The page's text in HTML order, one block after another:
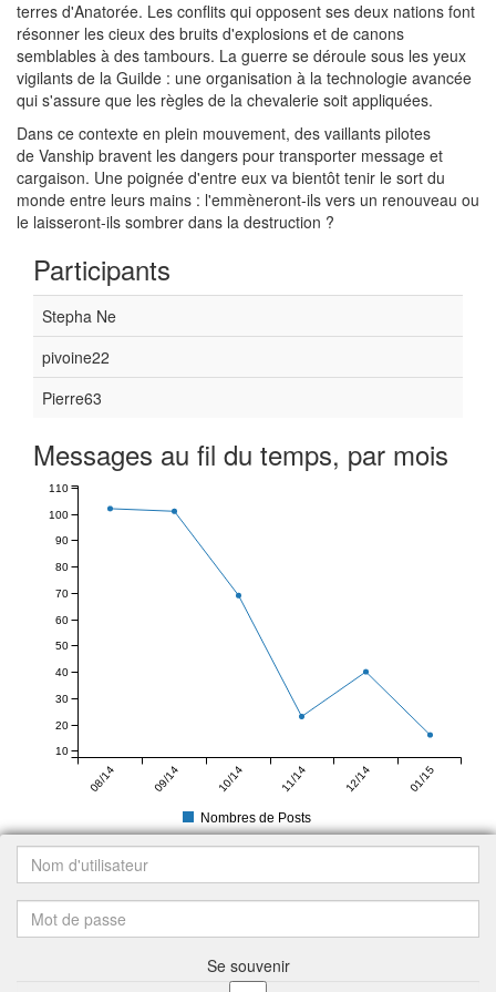
terres d'Anatorée. Les conflits qui opposent ses deux nations font
résonner les cieux des bruits d'explosions et de canons
semblables à des tambours. La guerre se déroule sous les yeux
vigilants de la Guilde : une organisation à la technologie avancée
qui s'assure que les règles de la chevalerie soit appliquées.
Dans ce contexte en plein mouvement, des vaillants pilotes
de Vanship bravent les dangers pour transporter message et
cargaison. Une poignée d'entre eux va bientôt tenir le sort du
monde entre leurs mains : l'emmèneront-ils vers un renouveau ou
le laisseront-ils sombrer dans la destruction ?
Participants
Stepha Ne
pivoine22
Pierre63
Messages au fil du temps, par mois
08/14 09/14 10/14 11/14 12/14 01/15
10
20
30
40
50
60
70
80
90
100
110
Nombres de Posts
Se souvenir